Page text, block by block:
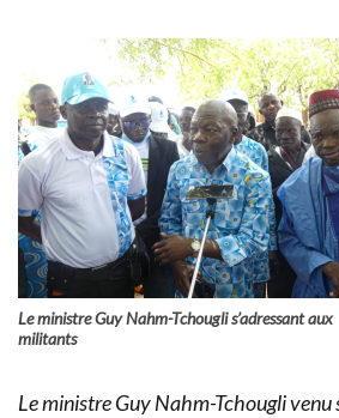
Le ministre Guy Nahm-Tchougli s’adressant aux
militants
Le ministre Guy Nahm-Tchougli